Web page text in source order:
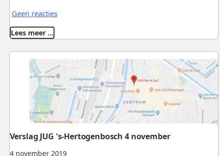
Geen reacties
Lees meer …
4 november 2019
Verslag JUG 's-Hertogenbosch 4 november